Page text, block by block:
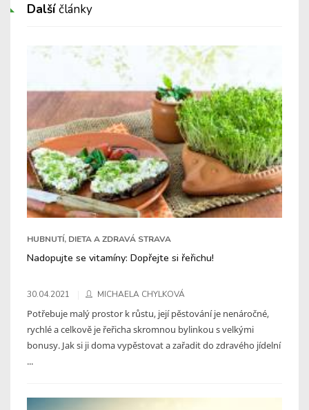
Dalšíčlánky
HUBNUTÍ, DIETA A ZDRAVÁ STRAVA
Nadopujte se vitamíny: Dopřejte si řeřichu!
30.04.2021 MICHAELA CHYLKOVÁ
Potřebuje malý prostor k růstu, její pěstování je nenáročné,
rychlé a celkově je řeřicha skromnou bylinkou s velkými
bonusy. Jak si ji doma vypěstovat a zařadit do zdravého jídelní
...